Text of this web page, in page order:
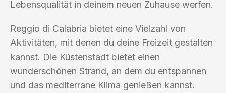
Lebensqualität in deinem neuen Zuhause werfen.
Reggio di Calabria bietet eine Vielzahl von
Aktivitäten, mit denen du deine Freizeit gestalten
kannst. Die Küstenstadt bietet einen
wunderschönen Strand, an dem du entspannen
und das mediterrane Klima genießen kannst.